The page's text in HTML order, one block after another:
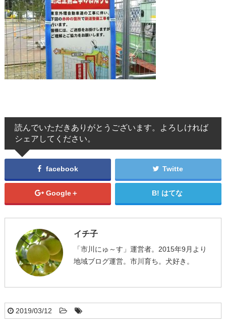
読んでいただきありがとうございます。よろしければ
シェアしてください。
facebook Twitte
Google＋ はてな
イチ子
「市川にゅ～す」運営者。2015年9月より
地域ブログ運営。市川育ち。犬好き。
2019/03/12